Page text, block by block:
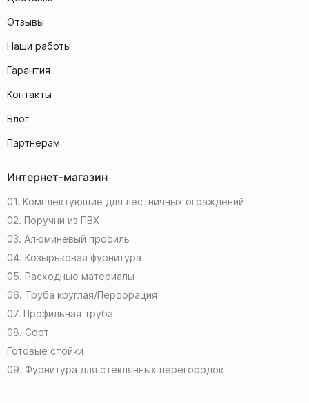
Отзывы
Наши работы
Гарантия
Контакты
Блог
Партнерам
Интернет-магазин
01. Комплектующие для лестничных ограждений
02. Поручни из ПВХ
03. Алюминевый профиль
04. Козырьковая фурнитура
05. Расходные материалы
06. Труба круглая/Перфорация
07. Профильная труба
08. Сорт
Готовые стойки
09. Фурнитура для стеклянных перегородок